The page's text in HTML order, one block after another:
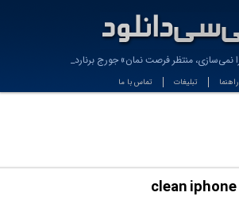
نمی‌سازی، منتظر فرصت نمان» جورج برنارد _
راهنما تبلیغات تماس با ما